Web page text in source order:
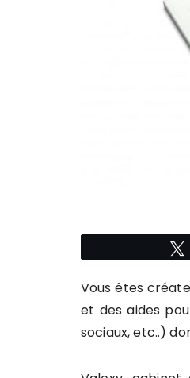
Vous êtes
et des aides
sociaux, etc..)